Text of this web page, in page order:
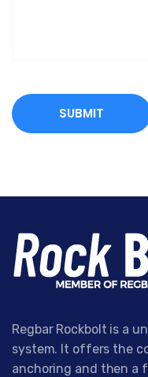
Regbar Rockbolt is a
system. It offers the
anchoring and then a